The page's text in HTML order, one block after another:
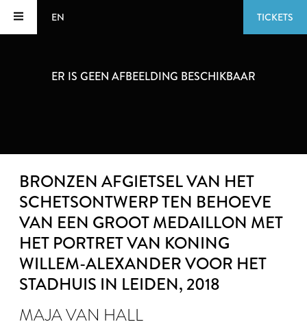
EN TICKETS
ER IS GEEN AFBEELDING BESCHIKBAAR
BRONZEN AFGIETSEL VAN HET
SCHETSONTWERP TEN BEHOEVE
VAN EEN GROOT MEDAILLON MET
HET PORTRET VAN KONING
WILLEM-ALEXANDER VOOR HET
STADHUIS IN LEIDEN, 2018
MAJA VAN HALL